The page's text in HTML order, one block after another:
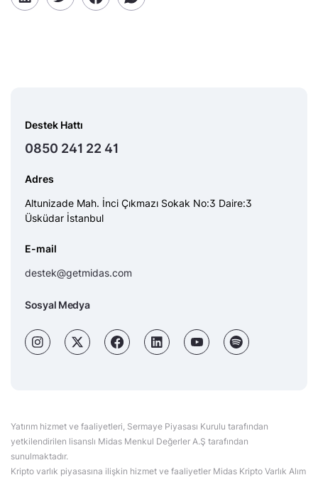
Destek Hattı
0850 241 22 41
Adres
Altunizade Mah. İnci Çıkmazı Sokak No:3 Daire:3
Üsküdar İstanbul
E-mail
destek@getmidas.com
Sosyal Medya
Yatırım hizmet ve faaliyetleri, Sermaye Piyasası Kurulu tarafından
yetkilendirilen lisanslı Midas Menkul Değerler A.Ş tarafından
sunulmaktadır.
Kripto varlık piyasasına ilişkin hizmet ve faaliyetler Midas Kripto Varlık Alım